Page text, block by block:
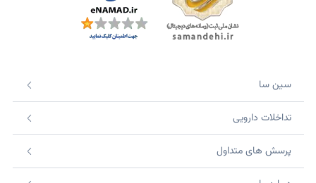
سین سا
تداخلات دارویی
پرسش های متداول